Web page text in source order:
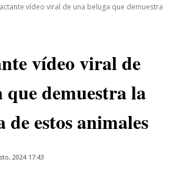
vídeo viral de una beluga que demuestra
vídeo viral de
que demuestra la
estos animales
2024 17:43